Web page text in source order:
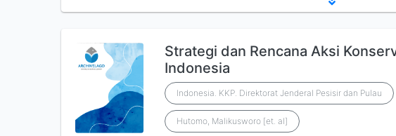
Strategi dan Rencana Aksi
Indonesia
Indonesia. KKP. Direktorat Jenderal Pesisir dan Pulau
Hutomo, Malikusworo [et. al]